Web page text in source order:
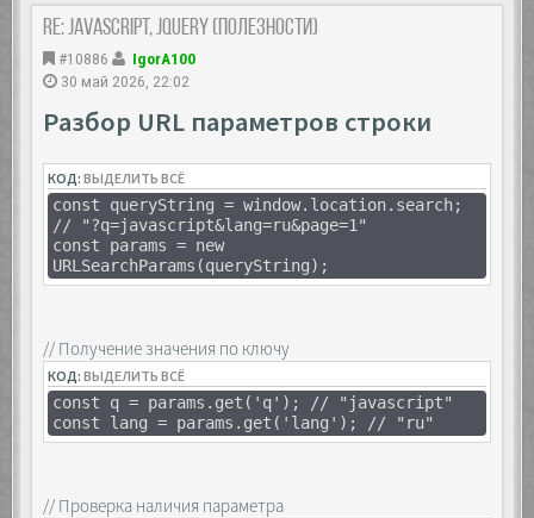
Re: JavaScript, Jquery (полезности)
#10886
IgorA100
30 май 2026, 22:02
Разбор URL параметров строки
КОД:ВЫДЕЛИТЬ ВСЁ
const queryString = window.location.search;
// "?q=javascript&lang=ru&page=1"
const params = new
URLSearchParams(queryString);
// Получение значения по ключу
КОД:ВЫДЕЛИТЬ ВСЁ
const q = params.get('q'); // "javascript"
const lang = params.get('lang'); // "ru"
// Проверка наличия параметра